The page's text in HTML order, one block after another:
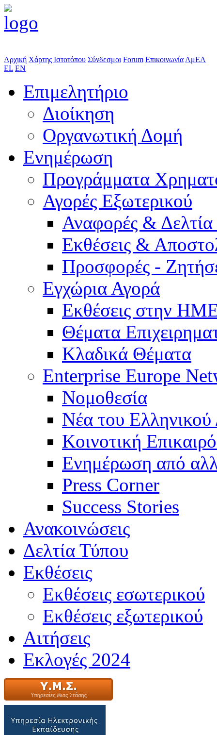
Αρχική Χάρτης Ιστοτόπου Σύνδεσμοι Forum Επικοινωνία ΑμΕΑ
EL EN
Επιμελητήριο
Διοίκηση
Οργανωτική Δομή
Ενημέρωση
Προγράμματα
Αγορές Εξωτερικού
Αναφορές &
Εκθέσεις &
Προσφορές -
Εγχώρια Αγορά
Εκθέσεις στην
Θέματα
Κλαδικά Θέματα
Enterprise Europe
Νομοθεσία
Νέα του Ελληνικού
Κοινοτική
Ενημέρωση από
Press Corner
Success Stories
Ανακοινώσεις
Δελτία Τύπου
Εκθέσεις
Εκθέσεις εσωτερικού
Εκθέσεις εξωτερικού
Αιτήσεις
Εκλογές 2024